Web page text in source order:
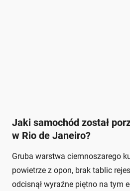
Jaki samochód został
w Rio de Janeiro?
Gruba warstwa ciemnoszarego
powietrze z opon, brak tablic
odcisnął wyraźne piętno na tym